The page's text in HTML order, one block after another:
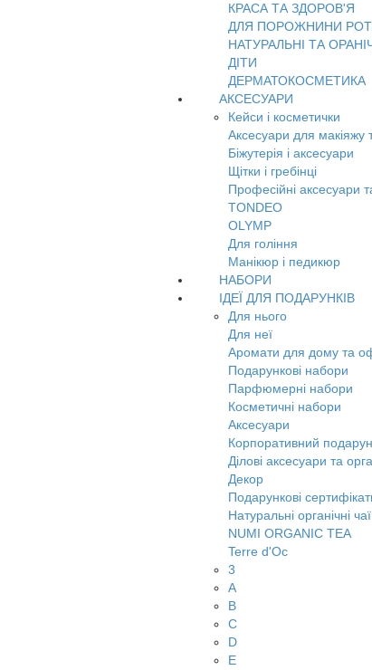
КРАСА ТА ЗДОРОВ'Я
ДЛЯ ПОРОЖНИНИ
НАТУРАЛЬНІ ТА
ДІТИ
ДЕРМАТОКОСМЕТИКА
АКСЕСУАРИ
Кейси і косметички
Аксесуари для
Біжутерія і аксесуари
Щітки і гребінці
Професійні аксесуари
TONDEO
OLYMP
Для гоління
Манікюр і педикюр
НАБОРИ
ІДЕЇ ДЛЯ ПОДАРУНКІВ
Для нього
Для неї
Аромати для дому та
Подарункові набори
Парфюмерні набори
Косметичні набори
Аксесуари
Корпоративний
Ділові аксесуари та
Декор
Подарункові
Натуральні органічні чаї
NUMI ORGANIC TEA
Terre d'Oc
3
A
B
C
D
E